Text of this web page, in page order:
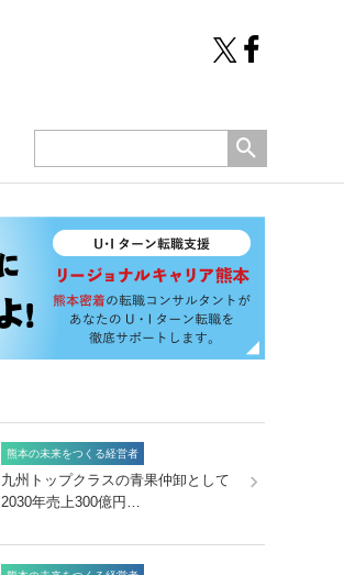
熊本の未来をつくる経営者
九州トップクラスの青果仲卸として
2030年売上300億円…